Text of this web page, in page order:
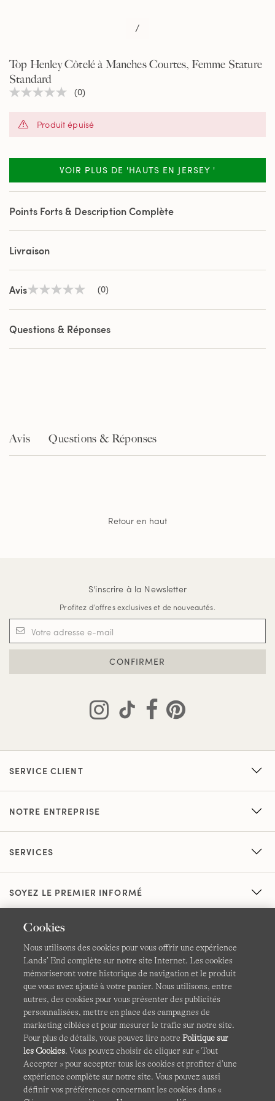
/
Top Henley Côtelé à Manches Courtes, Femme Stature
Standard
Aucune
notation
la
(0)
Produit épuisé
VOIR PLUS DE 'HAUTS EN JERSEY '
Points Forts & Description Complète
Livraison
AvisAucune
de
notation
Lien
la
(0)
Questions & Réponses
Avis Questions & Réponses
Retour en haut
S'inscrire à la Newsletter
Profitez d'offres exclusives et de nouveautés.
CONFIRMER
SERVICE CLIENT
NOTRE ENTREPRISE
SERVICES
SOYEZ LE PREMIER INFORMÉ
CGV Confidentialité et sécurité
Cookies -Gérer mes paramètres Carte du site
Lands' End à l'international
Ce site Internet est protégé par reCAPTCHA.La politique de
Cookies
Nous utilisons des cookies pour vous offrir une expérience
Lands’ End complète sur notre site Internet. Les cookies
mémoriseront votre historique de navigation et le produit
que vous avez ajouté à votre panier. Nous utilisons, entre
autres, des cookies pour vous présenter des publicités
personnalisées, mettre en place des campagnes de
marketing ciblées et pour mesurer le trafic sur notre site.
Pour plus de détails, vous pouvez lire notrePolitique sur
les Cookies. Vous pouvez choisir de cliquer sur « Tout
Accepter » pour accepter tous les cookies et profiter d’une
expérience complète sur notre site. Vous pouvez aussi
définir vos préférences concernant les cookies dans «